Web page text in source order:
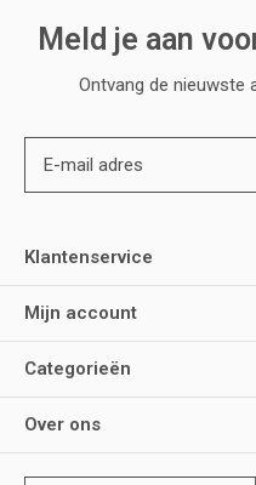
Meld je aan
Ontvang de nieuwste
Klantenservice
Mijn account
Categorieën
Over ons